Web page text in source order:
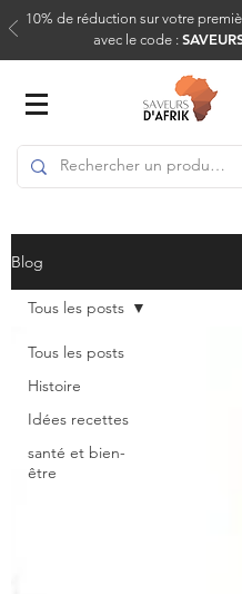
10% de réduction sur votre
avec le code :
Blog
Tous les posts
Histoire
Idées recettes
santé et bien-
être
Tous les posts